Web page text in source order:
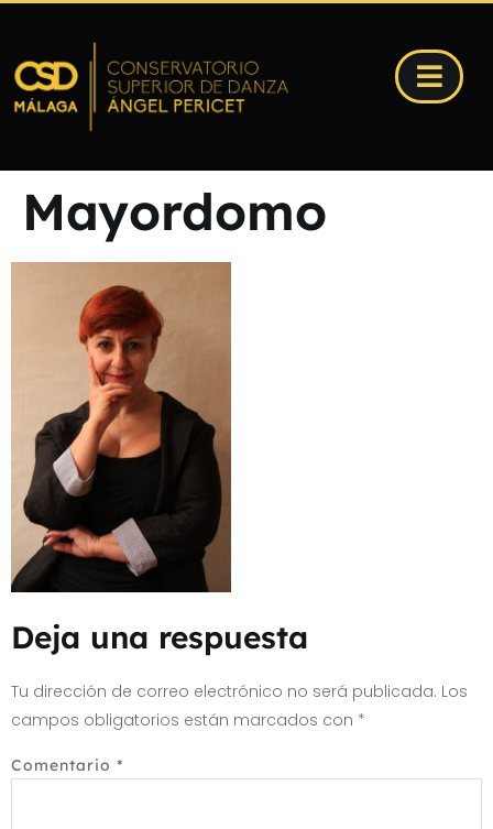
Mayordomo
Deja una respuesta
Tu dirección de correo electrónico no será publicada. Los
campos obligatorios están marcados con *
Comentario *